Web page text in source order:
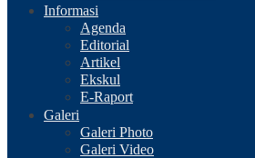
Informasi
Agenda
Editorial
Artikel
Ekskul
E-Raport
Galeri
Galeri Photo
Galeri Video